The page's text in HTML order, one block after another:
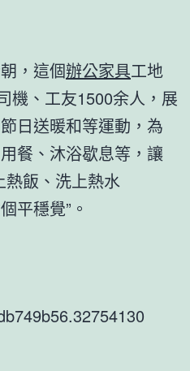
，這個辦公家具工地
機、工友1500余人，展
日送暖和等運動，為
餐、沐浴歇息等，讓
熱飯、洗上熱水
平穩覺”。